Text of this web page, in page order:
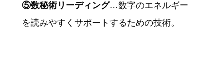
⑤数秘術リーディング…数字のエネルギー
を読みやすくサポートするための技術。